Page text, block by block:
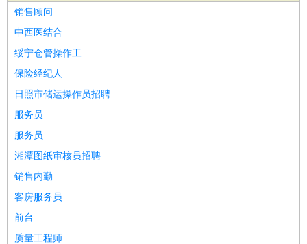
销售顾问
中西医结合
绥宁仓管操作工
保险经纪人
日照市储运操作员招聘
服务员
服务员
湘潭图纸审核员招聘
销售内勤
客房服务员
前台
质量工程师